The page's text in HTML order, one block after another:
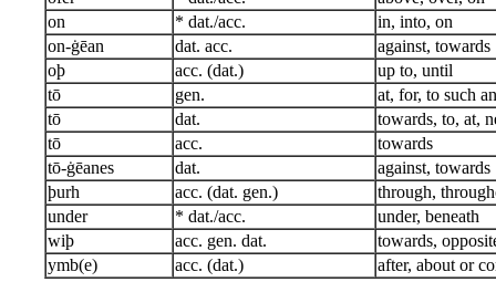
on
* dat./acc.
in, into, on
on-ġēan
dat. acc.
against, towards
oþ
acc. (dat.)
up to, until
tō
gen.
at, for, to such
tō
dat.
towards, to, at,
tō
acc.
towards
tō-ġēanes
dat.
against, towards
þurh
acc. (dat. gen.)
through,
under
* dat./acc.
under, beneath
wiþ
acc. gen. dat.
towards,
ymb(e)
acc. (dat.) after, about or